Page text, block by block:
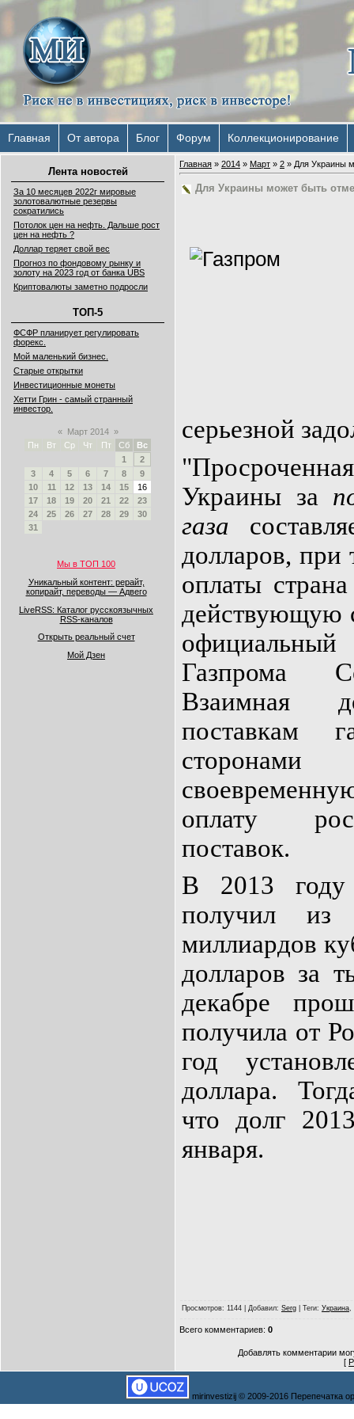
Главная От автора Блог Форум Коллекционирование
Лента новостей
За 10 месяцев 2022г мировые
золотовалютные резервы
сократились
Потолок цен на нефть. Дальше рост
цен на нефть ?
Доллар теряет свой вес
Прогноз по фондовому рынку и
золоту на 2023 год от банка UBS
Криптовалюты заметно подросли
ТОП-5
ФСФР планирует регулировать
форекс.
Мой маленький бизнес.
Старые открытки
Инвестиционные монеты
Хетти Грин - самый странный
инвестор.
« Март 2014 »
Пн
Вт Ср Чт Пт Сб
Вс
1
2
3
4 5 6 7 8
9
10
11 12 13 14 15
16
17
18 19 20 21 22
23
24
25 26 27 28 29
30
31
Мы в ТОП 100
Уникальный контент: рерайт,
копирайт, переводы — Адвего
LiveRSS: Каталог русскоязычных
RSS-каналов
Открыть реальный счет
Мой Дзен
Главная » 2014 » Март » 2 » Для Украины
Для Украины может быть
серьезной
Украины за
газа
долларов, при
оплаты
действующую
Газпрома
Взаимная
поставкам
сторонами
оплату
поставок.
В 2013 году
получил из
миллиардов
долларов за
декабре
получила от
год
доллара.
что долг
января.
Просмотров: 1144 | Добавил: Serg Теги: Украина,
Всего комментариев: 0
Добавлять комментарии
[
mirinvestizij © 2009-2016 Перепечатка